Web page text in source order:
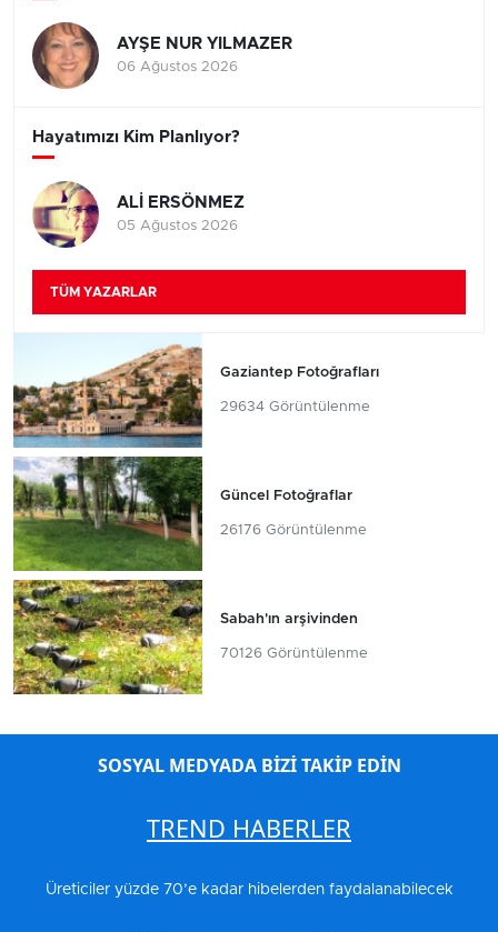
AYŞE NUR YILMAZER
06 Ağustos 2026
Hayatımızı Kim Planlıyor?
ALİ ERSÖNMEZ
05 Ağustos 2026
TÜM YAZARLAR
Gaziantep Fotoğrafları
29634 Görüntülenme
Güncel Fotoğraflar
26176 Görüntülenme
Sabah'ın arşivinden
70126 Görüntülenme
SOSYAL MEDYADA BİZİ TAKİP EDİN
TREND HABERLER
Üreticiler yüzde 70’e kadar hibelerden faydalanabilecek